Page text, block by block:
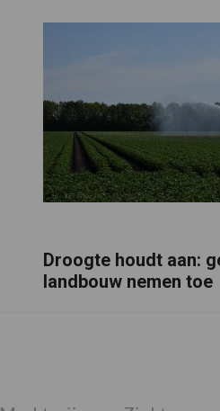
Droogte houdt aan:
landbouw nemen toe